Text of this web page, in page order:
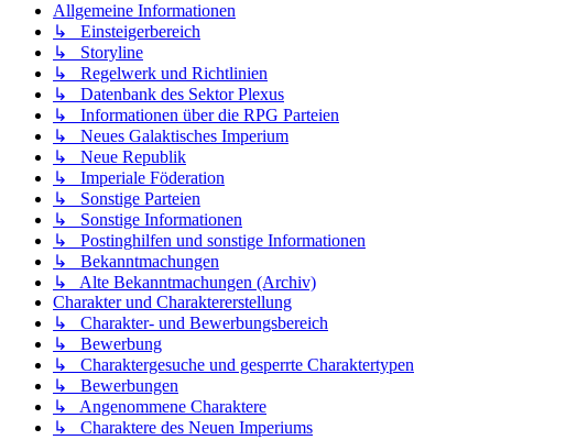
Allgemeine Informationen
↳ Einsteigerbereich
↳ Storyline
↳ Regelwerk und Richtlinien
↳ Datenbank des Sektor Plexus
↳ Informationen über die RPG Parteien
↳ Neues Galaktisches Imperium
↳ Neue Republik
↳ Imperiale Föderation
↳ Sonstige Parteien
↳ Sonstige Informationen
↳ Postinghilfen und sonstige Informationen
↳ Bekanntmachungen
↳ Alte Bekanntmachungen (Archiv)
Charakter und Charaktererstellung
↳ Charakter- und Bewerbungsbereich
↳ Bewerbung
↳ Charaktergesuche und gesperrte Charaktertypen
↳ Bewerbungen
↳ Angenommene Charaktere
↳ Charaktere des Neuen Imperiums